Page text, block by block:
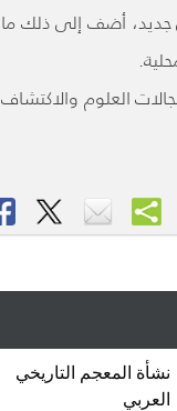
جديد، أضف إلى ذلك ما
العلوم والاكتشاف
نشأة المعجم التاريخي
العربي